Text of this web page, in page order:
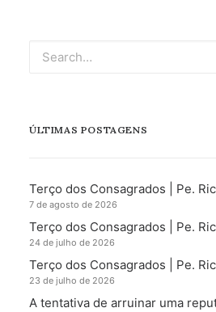
ÚLTIMAS POSTAGENS
Terço dos Consagrados | Pe.
7 de agosto de 2026
Terço dos Consagrados | Pe.
24 de julho de 2026
Terço dos Consagrados | Pe.
23 de julho de 2026
A tentativa de arruinar uma